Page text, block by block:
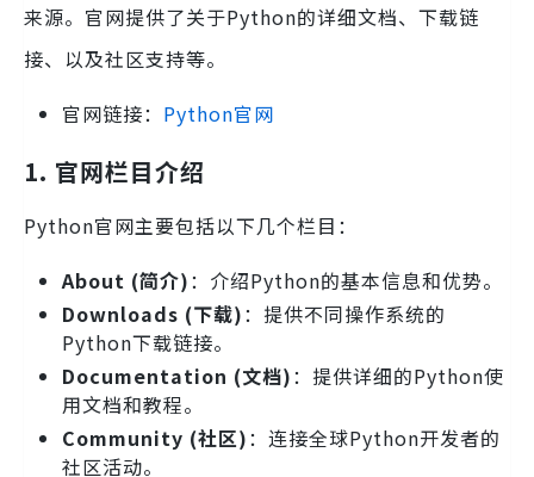
来源。官网提供了关于Python的详细文档、下载链
接、以及社区支持等。
官网链接： Python官网
1. 官网栏目介绍
Python官网主要包括以下几个栏目：
About (简介)：介绍Python的基本信息和优势。
Downloads (下载)：提供不同操作系统的
Python下载链接。
Documentation (文档)：提供详细的Python使
用文档和教程。
Community (社区)：连接全球Python开发者的
社区活动。